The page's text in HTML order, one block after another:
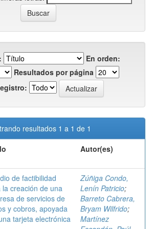
En orden:
Resultados por página
resultados 1 a 1 de 1
Autor(es)
de factibilidad
la creación de una
de servicios de
y cobros, apoyada
tarjeta electrónica
Zúñiga Condo,
Lenín Patricio;
Barreto Cabrera,
Bryam Wilfrido;
Martínez